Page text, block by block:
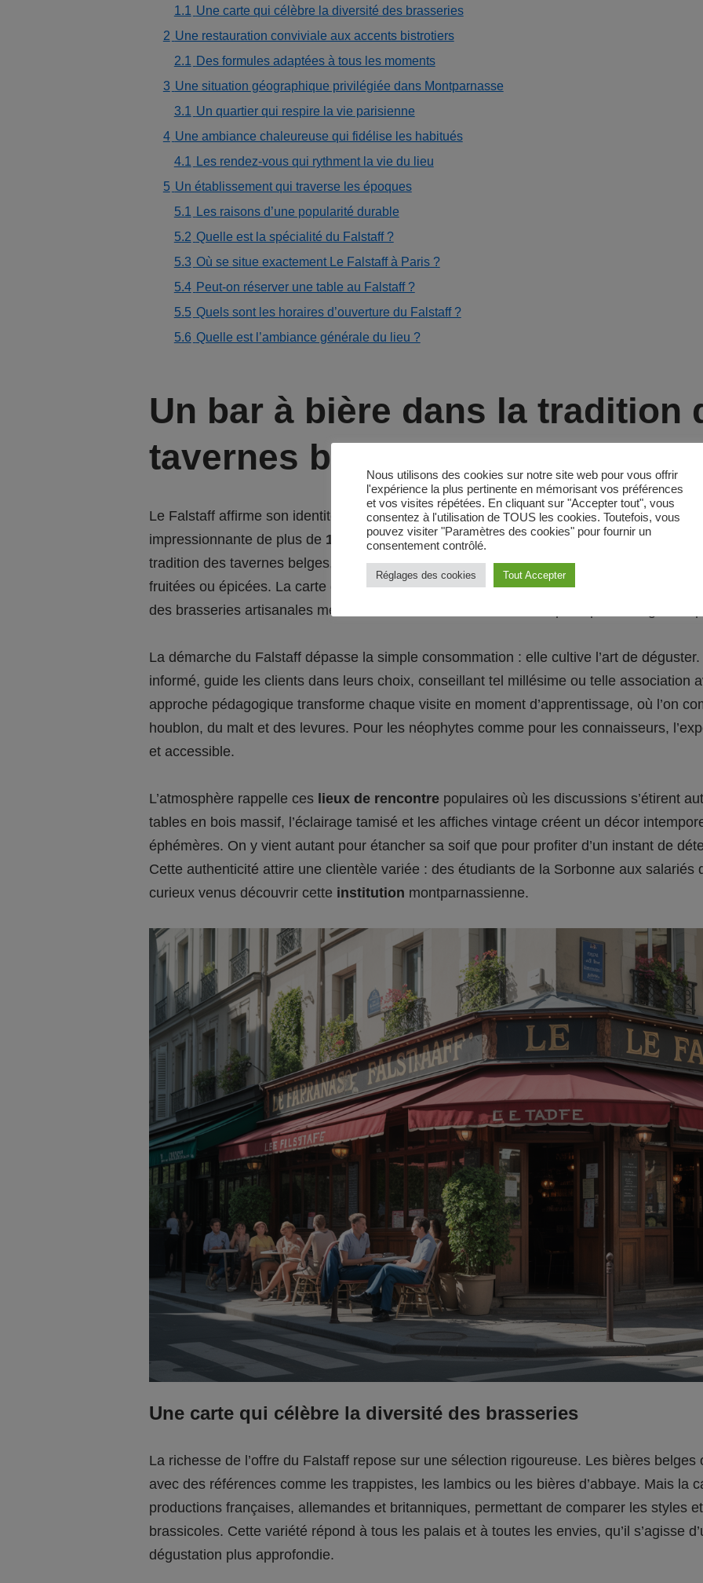
1.1 Une carte qui célèbre la diversité des brasseries
2 Une restauration conviviale aux accents bistrotiers
2.1 Des formules adaptées à tous les moments
3 Une situation géographique privilégiée dans Montparnasse
3.1 Un quartier qui respire la vie parisienne
4 Une ambiance chaleureuse qui fidélise les habitués
4.1 Les rendez-vous qui rythment la vie du lieu
5 Un établissement qui traverse les époques
5.1 Les raisons d’une popularité durable
5.2 Quelle est la spécialité du Falstaff ?
5.3 Où se situe exactement Le Falstaff à Paris ?
5.4 Peut-on réserver une table au Falstaff ?
5.5 Quels sont les horaires d’ouverture du Falstaff ?
5.6 Quelle est l’ambiance générale du lieu ?
Un bar à bière dans la tradition
tavernes belges
Le Falstaff affirme son identité autour d’une passion viscérale :la bière.
impressionnante de plus de 120 références, dont une quinzaine disponibles en
tradition des tavernes belges, où chaque amateur trouve son bonheur parmi des bières
fruitées ou épicées. La carte des boissons constitue une véritable invitation au voyage
des brasseries artisanales méconnues ou de retrouver les classiques qui ont forgé la
La démarche du Falstaff dépasse la simple consommation : elle cultive l’art de
informé, guide les clients dans leurs choix, conseillant tel millésime ou telle association
approche pédagogique transforme chaque visite en moment d’apprentissage, où l’on
houblon, du malt et des levures. Pour les néophytes comme pour les connaisseurs,
et accessible.
L’atmosphère rappelle ces lieux de rencontrepopulaires où les discussions s’étirent
tables en bois massif, l’éclairage tamisé et les affiches vintage créent un décor
éphémères. On y vient autant pour étancher sa soif que pour profiter d’un instant de
Cette authenticité attire une clientèle variée : des étudiants de la Sorbonne aux salariés
curieux venus découvrir cette institution montparnassienne.
Une carte qui célèbre la diversité des brasseries
La richesse de l’offre du Falstaff repose sur une sélection rigoureuse. Les bières
avec des références comme les trappistes, les lambics ou les bières d’abbaye. Mais la
productions françaises, allemandes et britanniques, permettant de comparer les styles
brassicoles. Cette variété répond à tous les palais et à toutes les envies, qu’il s’agisse
dégustation plus approfondie.
Nous utilisons des cookies sur notre site web pour vous offrir
l'expérience la plus pertinente en mémorisant vos préférences
et vos visites répétées. En cliquant sur "Accepter tout", vous
consentez à l'utilisation de TOUS les cookies. Toutefois, vous
pouvez visiter "Paramètres des cookies" pour fournir un
consentement contrôlé.
Réglages des cookies Tout Accepter